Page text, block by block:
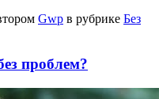
Gwp в рубрике Без
проблем?